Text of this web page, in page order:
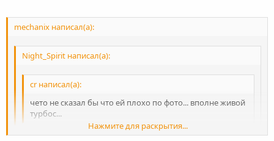
mechanix написал(а):
Night_Spirit написал(а):
cr написал(а):
чето не сказал бы что ей плохо по фото... вполне живой
турбос...
присмотрись,ближе к углам лопастей края погрызаны
Нажмите для раскрытия...